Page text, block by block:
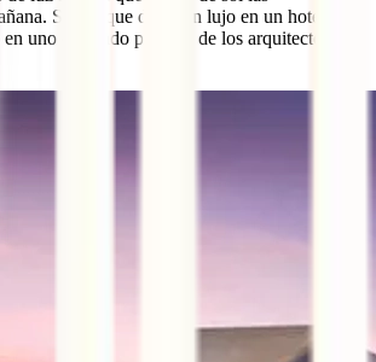
Si hay que darse un lujo en un hotel
en uno diseñado por uno de los arquitectos de